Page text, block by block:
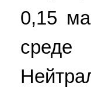
0,15
среде